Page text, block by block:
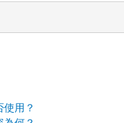
用？